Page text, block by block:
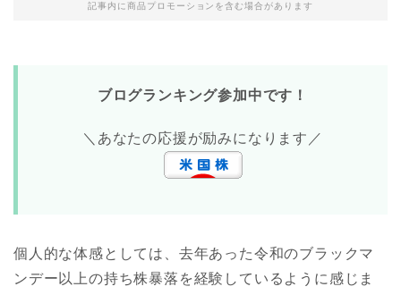
記事内に商品プロモーションを含む場合があります
ブログランキング参加中です！
＼あなたの応援が励みになります／
個人的な体感としては、去年あった令和のブラックマ
ンデー以上の持ち株暴落を経験しているように感じま